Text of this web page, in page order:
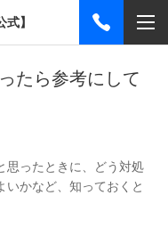
】
たら参考にして
ったときに、
どう対処
かなど、 知っておくと